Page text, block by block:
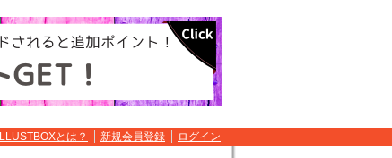
ILLUSTBOXとは？ 新規会員登録 ログイン